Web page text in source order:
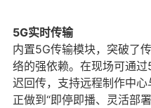
5G实时传输
内置5G传输模块，突破了
络的强依赖。在现场可通
迟回传，支持远程制作中
正做到“即停即播、灵活部署